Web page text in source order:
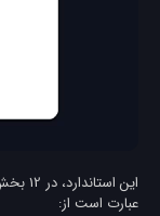
این
عبارت است از: